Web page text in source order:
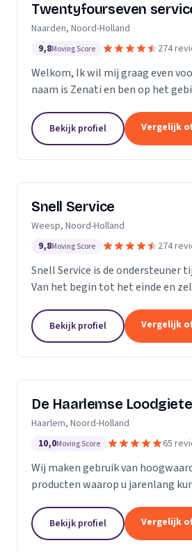
Twentyfourseven
Naarden, Noord-Holland
9,8Moving Score 274
Welkom, Ik wil mij graag even
naam is Zenati en ben op het
meer dan 10 jaar ervaring, en
mij te...
Bekijk profiel Vergelijk
Snell Service
Weesp, Noord-Holland
9,8Moving Score 274
Snell Service is de ondersteuner
Van het begin tot het einde en
Bekijk profiel Vergelijk
De Haarlemse
Haarlem, Noord-Holland
10,0Moving Score 65
Wij maken gebruik van
producten waarop u jarenlang
uur per dag in om u van dienst te
wooncomfort verdient...
Bekijk profiel Vergelijk